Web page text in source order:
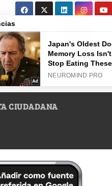
CIUDADANA